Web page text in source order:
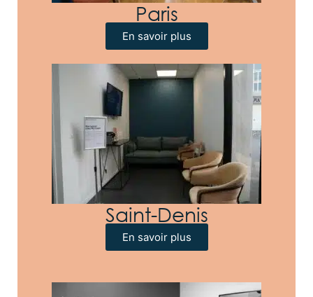
Paris
En savoir plus
Saint-Denis
En savoir plus